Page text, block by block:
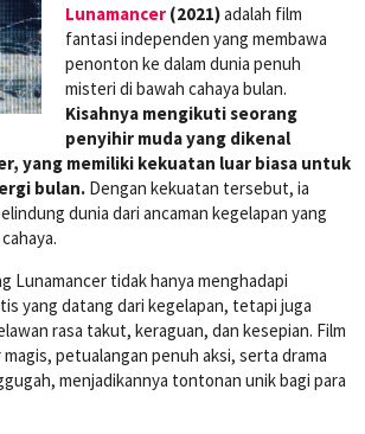
Lunamancer (2021)adalah film
fantasi independen yang membawa
penonton ke dalam dunia penuh
misteri di bawah cahaya bulan.
Kisahnya mengikuti seorang
penyihir muda yang dikenal
yang memiliki kekuatan luar biasa untuk
bulan. Dengan kekuatan tersebut, ia
dunia dari ancaman kegelapan yang
Lunamancer tidak hanya menghadapi
yang datang dari kegelapan, tetapi juga
rasa takut, keraguan, dan kesepian. Film
petualangan penuh aksi, serta drama
menjadikannya tontonan unik bagi para